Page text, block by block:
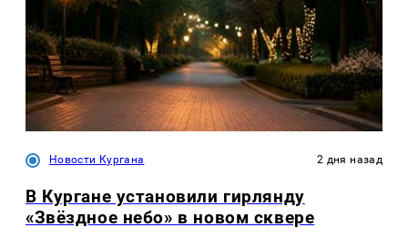
Новости Кургана 2 дня назад
В Кургане установили гирлянду
«Звёздное небо» в новом сквере